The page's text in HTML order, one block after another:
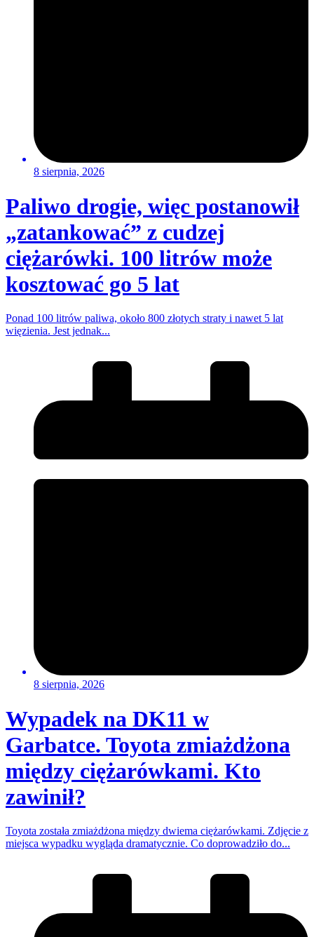
8 sierpnia, 2026
Paliwo drogie, więc postanowił
„zatankować” z cudzej
ciężarówki. 100 litrów może
kosztować go 5 lat
Ponad 100 litrów paliwa, około 800 złotych straty i nawet 5 lat
więzienia. Jest jednak...
8 sierpnia, 2026
Wypadek na DK11 w
Garbatce. Toyota zmiażdżona
między ciężarówkami. Kto
zawinił?
Toyota została zmiażdżona między dwiema ciężarówkami. Zdjęcie z
miejsca wypadku wygląda dramatycznie. Co doprowadziło do...